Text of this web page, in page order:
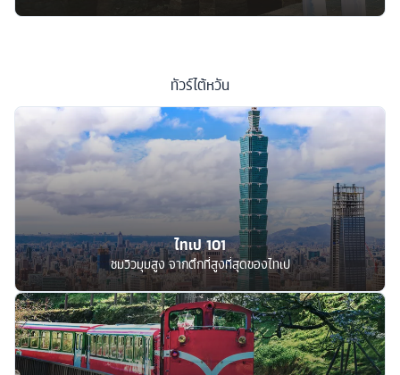
ทัวร์ไต้หวัน
ไทเป 101
ชมวิวมุมสูง จากตึกที่สูงที่สุดของไทเป